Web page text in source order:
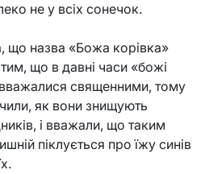
не у всіх сонечок.
що назва «Божа корівка»
тим, що в давні часи «божі
священними, тому
як вони знищують
і вважали, що таким
піклується про їжу синів